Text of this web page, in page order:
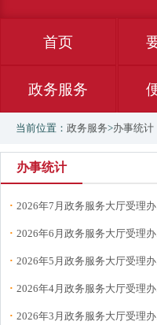
首页
政务服务
当前位置： 政务服务>办事统计
办事统计
· 2026年7月政务服务大厅受理办...
· 2026年6月政务服务大厅受理办...
· 2026年5月政务服务大厅受理办...
· 2026年4月政务服务大厅受理办...
· 2026年3月政务服务大厅受理办...